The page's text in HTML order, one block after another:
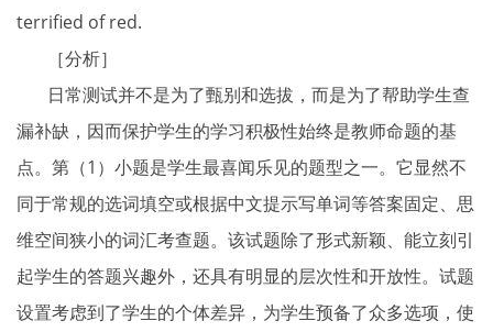
terrified of red.
［分析］
日常测试并不是为了甄别和选拔，而是为了帮助学生查
漏补缺，因而保护学生的学习积极性始终是教师命题的基
点。第（1）小题是学生最喜闻乐见的题型之一。它显然不
同于常规的选词填空或根据中文提示写单词等答案固定、思
维空间狭小的词汇考查题。该试题除了形式新颖、能立刻引
起学生的答题兴趣外，还具有明显的层次性和开放性。试题
设置考虑到了学生的个体差异，为学生预备了众多选项，使